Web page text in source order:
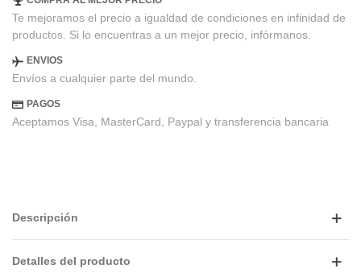
Te mejoramos el precio a igualdad de condiciones en infinidad de
productos. Si lo encuentras a un mejor precio, infórmanos.
ENVIOS
Envíos a cualquier parte del mundo.
PAGOS
Aceptamos Visa, MasterCard, Paypal y transferencia bancaria
Descripción
Detalles del producto